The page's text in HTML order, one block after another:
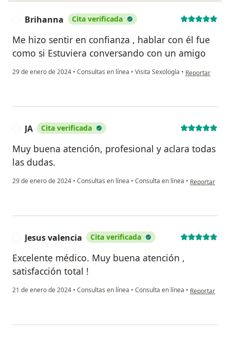
Brihanna Cita verificada
Me hizo sentir en confianza , hablar con él fue
como si Estuviera conversando con un amigo
29 de enero de 2024 • Consultas en línea • Visita Sexología • en opinión del
Reportar
JA Cita verificada
Muy buena atención, profesional y aclara todas
las dudas.
29 de enero de 2024 • Consultas en línea • Consulta en línea • en opinión
Reportar
Jesus valencia Cita verificada
Excelente médico. Muy buena atención ,
satisfacción total !
21 de enero de 2024 • Consultas en línea • Consulta en línea • en opinión
Reportar